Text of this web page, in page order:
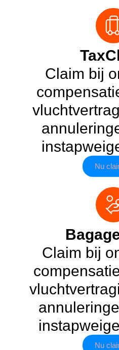
Claim bij
Nu
Claim bij
Nu